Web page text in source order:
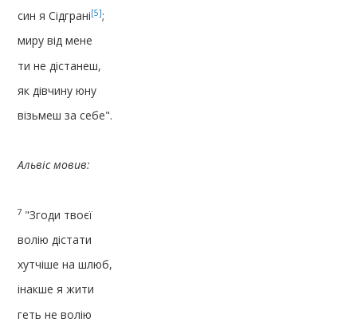
син я Сідграні[5];
миру від мене
ти не дістанеш,
як дівчину юну
візьмеш за себе".
Альвіс мовив:
7 "Згоди твоєï
волію дістати
хутчіше на шлюб,
інакше я жити
геть не волію